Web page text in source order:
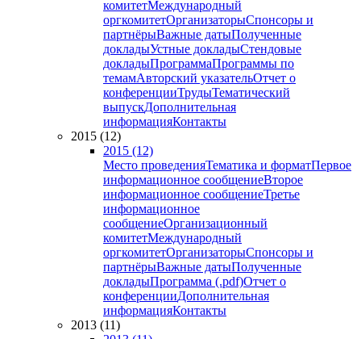
комитетМеждународный
оргкомитетОрганизаторыСпонсоры и
партнёрыВажные датыПолученные
докладыУстные докладыСтендовые
докладыПрограммаПрограммы по
темамАвторский указательОтчет о
конференцииТрудыТематический
выпускДополнительная
информацияКонтакты
2015 (12)
2015 (12)
Место проведенияТематика и форматПервое
информационное сообщениеВторое
информационное сообщениеТретье
информационное
сообщениеОрганизационный
комитетМеждународный
оргкомитетОрганизаторыСпонсоры и
партнёрыВажные датыПолученные
докладыПрограмма (.pdf)Отчет о
конференцииДополнительная
информацияКонтакты
2013 (11)